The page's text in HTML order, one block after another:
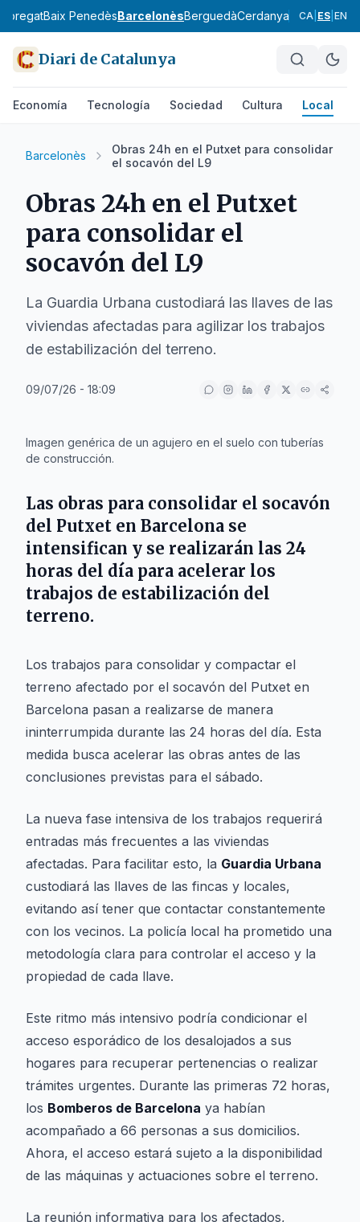
Baix PenedèsBarcelonèsBerguedàCerdanya Conca de
CA ES EN
Diari de Catalunya
Economía Tecnología Sociedad Cultura Local
Barcelonès
Obras 24h en el Putxet para consolidar
el socavón del L9
Obras 24h en el Putxet
para consolidar el
socavón del L9
La Guardia Urbana custodiará las llaves de las
viviendas afectadas para agilizar los trabajos
de estabilización del terreno.
09/07/26 - 18:09
Imagen genérica de un agujero en el suelo con tuberías
de construcción.
Las obras para consolidar el socavón
del Putxet en Barcelona se
intensifican y se realizarán las 24
horas del día para acelerar los
trabajos de estabilización del
terreno.
Los trabajos para consolidar y compactar el
terreno afectado por el socavón del Putxet en
Barcelona pasan a realizarse de manera
ininterrumpida durante las 24 horas del día. Esta
medida busca acelerar las obras antes de las
conclusiones previstas para el sábado.
La nueva fase intensiva de los trabajos requerirá
entradas más frecuentes a las viviendas
afectadas. Para facilitar esto, la Guardia Urbana
custodiará las llaves de las fincas y locales,
evitando así tener que contactar constantemente
con los vecinos. La policía local ha prometido una
metodología clara para controlar el acceso y la
propiedad de cada llave.
Este ritmo más intensivo podría condicionar el
acceso esporádico de los desalojados a sus
hogares para recuperar pertenencias o realizar
trámites urgentes. Durante las primeras 72 horas,
los Bomberos de Barcelona ya habían
acompañado a 66 personas a sus domicilios.
Ahora, el acceso estará sujeto a la disponibilidad
de las máquinas y actuaciones sobre el terreno.
La reunión informativa para los afectados,